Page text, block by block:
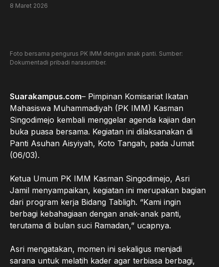
8 Maret 2026
Foto bersama pengurus PK IMM dengan anak panti. Sumber:
Dokumentadi pribadi narasumber.
Suarakampus.com– Pimpinan Komisariat Ikatan
Mahasiswa Muhammadiyah (PK IMM) Kasman
Singodimejo kembali menggelar agenda kajian dan
buka puasa bersama. Kegiatan ini dilaksanakan di
Panti Asuhan Aisyiyah, Koto Tangah, pada Jumat
(06/03).
Ketua Umum PK IMM Kasman Singodimejo, Asri
Jamil menyampaikan, kegiatan ini merupakan bagian
dari program kerja Bidang Tabligh. “Kami ingin
berbagi kebahagiaan dengan anak-anak panti,
terutama di bulan suci Ramadan,” ucapnya.
Asri mengatakan, momen ini sekaligus menjadi
sarana untuk melatih kader agar terbiasa berbagi,